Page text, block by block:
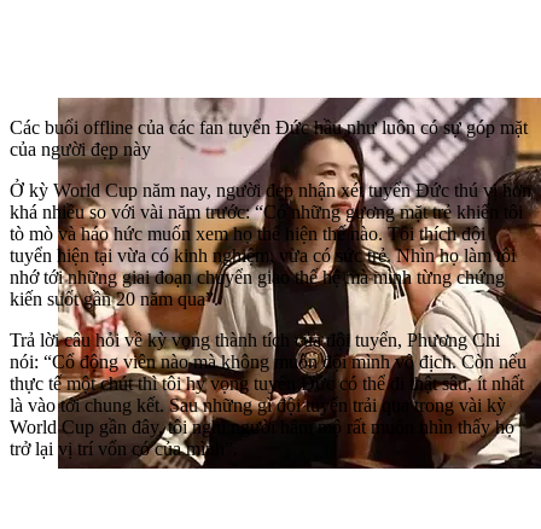
Các buổi offline của các fan tuyển Đức hầu như luôn có sự góp mặt
của người đẹp này
Ở kỳ World Cup năm nay, người đẹp nhận xét tuyển Đức thú vị hơn
khá nhiều so với vài năm trước: “Có những gương mặt trẻ khiến tôi
tò mò và háo hức muốn xem họ thể hiện thế nào. Tôi thích đội
tuyển hiện tại vừa có kinh nghiệm, vừa có sức trẻ. Nhìn họ làm tôi
nhớ tới những giai đoạn chuyển giao thế hệ mà mình từng chứng
kiến suốt gần 20 năm qua”.
Trả lời câu hỏi về kỳ vọng thành tích của đội tuyển, Phương Chi
nói: “Cổ động viên nào mà không muốn đội mình vô địch. Còn nếu
thực tế một chút thì tôi hy vọng tuyển Đức có thể đi thật sâu, ít nhất
là vào tới chung kết. Sau những gì đội tuyển trải qua trong vài kỳ
World Cup gần đây, tôi nghĩ người hâm mộ rất muốn nhìn thấy họ
trở lại vị trí vốn có của mình”.